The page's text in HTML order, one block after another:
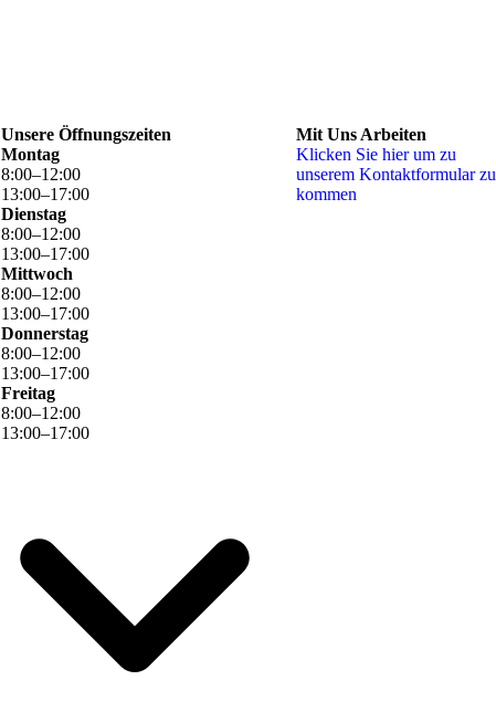
Unsere Öffnungszeiten
Montag
8:00–12:00
13:00–17:00
Dienstag
8:00–12:00
13:00–17:00
Mittwoch
8:00–12:00
13:00–17:00
Donnerstag
8:00–12:00
13:00–17:00
Freitag
8:00–12:00
13:00–17:00
Mit Uns Arbeiten
Klicken Sie hier um zu
unserem Kon­takt­for­mu­lar zu
kommen